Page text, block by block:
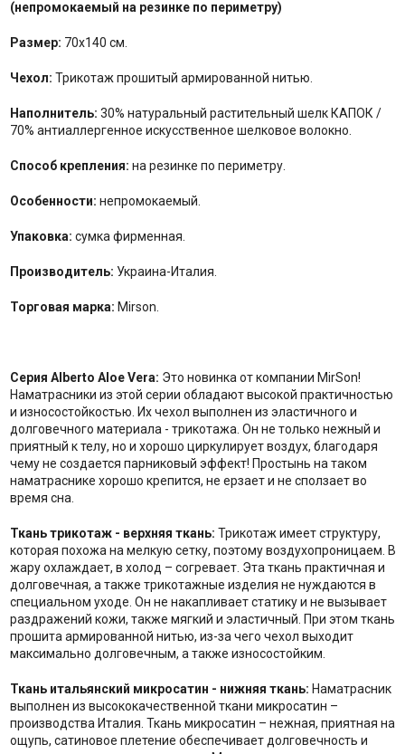
(непромокаемый на резинке по периметру)
Размер: 70x140 см.
Чехол: Трикотаж прошитый армированной нитью.
Наполнитель: 30% натуральный растительный шелк КАПОК /
70% антиаллергенное искусственное шелковое волокно.
Способ крепления: на резинке по периметру.
Особенности: непромокаемый.
Упаковка: сумка фирменная.
Производитель: Украина-Италия.
Торговая марка: Mirson.
Серия Alberto Aloe Vera: Это новинка от компании MirSon!
Наматрасники из этой серии обладают высокой практичностью
и износостойкостью. Их чехол выполнен из эластичного и
долговечного материала - трикотажа. Он не только нежный и
приятный к телу, но и хорошо циркулирует воздух, благодаря
чему не создается парниковый эффект! Простынь на таком
наматраснике хорошо крепится, не ерзает и не сползает во
время сна.
Ткань трикотаж - верхняя ткань: Трикотаж имеет структуру,
которая похожа на мелкую сетку, поэтому воздухопроницаем. В
жару охлаждает, в холод – согревает. Эта ткань практичная и
долговечная, а также трикотажные изделия не нуждаются в
специальном уходе. Он не накапливает статику и не вызывает
раздражений кожи, также мягкий и эластичный. При этом ткань
прошита армированной нитью, из-за чего чехол выходит
максимально долговечным, а также износостойким.
Ткань итальянский микросатин - нижняя ткань: Наматрасник
выполнен из высококачественной ткани микросатин –
производства Италия. Ткань микросатин – нежная, приятная на
ощупь, сатиновое плетение обеспечивает долговечность и